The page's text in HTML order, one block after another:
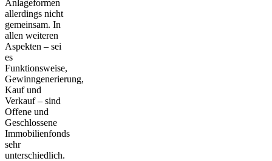
Anlageformen
allerdings nicht
gemeinsam. In
allen weiteren
Aspekten – sei
es
Funktionsweise,
Gewinngenerierung,
Kauf und
Verkauf – sind
Offene und
Geschlossene
Immobilienfonds
sehr
unterschiedlich.